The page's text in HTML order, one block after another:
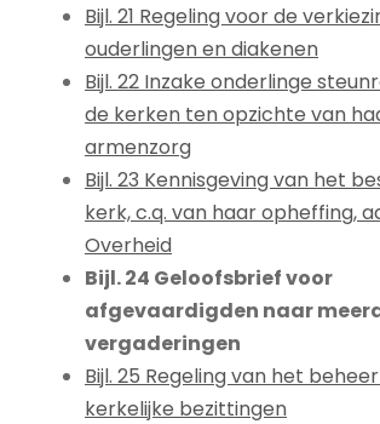
Bijl. 21 Regeling voor de
ouderlingen en diakenen
Bijl. 22 Inzake onderlinge
de kerken ten opzichte van
armenzorg
Bijl. 23 Kennisgeving van het
kerk, c.q. van haar opheffing,
Overheid
Bijl. 24 Geloofsbrief voor
afgevaardigden naar
vergaderingen
Bijl. 25 Regeling van het
kerkelijke bezittingen